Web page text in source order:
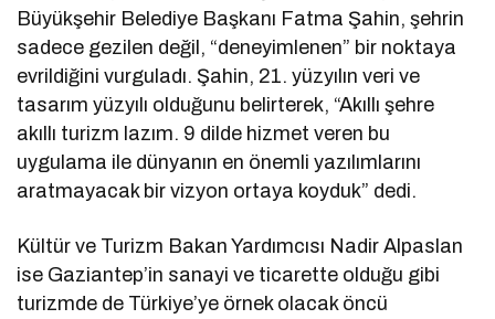
Büyükşehir Belediye Başkanı Fatma Şahin, şehrin
sadece gezilen değil, “deneyimlenen” bir noktaya
evrildiğini vurguladı. Şahin, 21. yüzyılın veri ve
tasarım yüzyılı olduğunu belirterek, “Akıllı şehre
akıllı turizm lazım. 9 dilde hizmet veren bu
uygulama ile dünyanın en önemli yazılımlarını
aratmayacak bir vizyon ortaya koyduk” dedi.
Kültür ve Turizm Bakan Yardımcısı Nadir Alpaslan
ise Gaziantep’in sanayi ve ticarette olduğu gibi
turizmde de Türkiye’ye örnek olacak öncü